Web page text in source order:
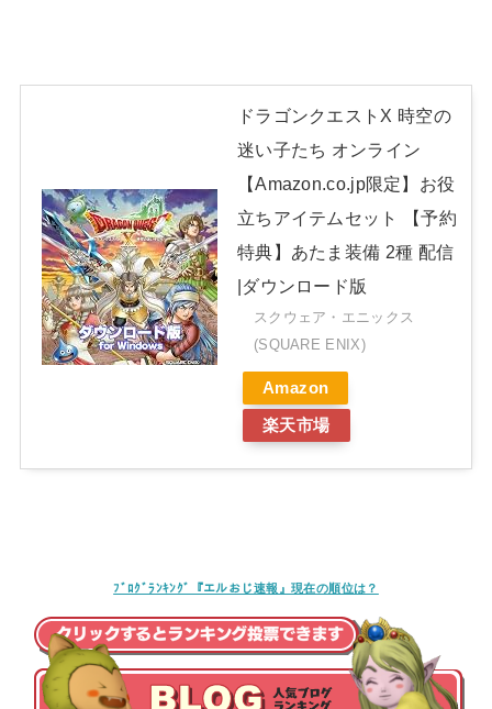
ドラゴンクエストX 時空の
迷い子たち オンライン
【Amazon.co.jp限定】お役
立ちアイテムセット 【予約
特典】あたま装備 2種 配信
|ダウンロード版
スクウェア・エニックス
(SQUARE ENIX)
Amazon
楽天市場
ﾌﾞﾛｸﾞﾗﾝｷﾝｸﾞ『エルおじ速報』現在の順位は？